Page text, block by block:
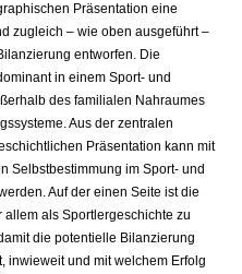
Präsentation eine
zugleich – wie oben ausgeführt –
entworfen. Die
in einem Sport- und
des familialen Nahraumes
Aus der zentralen
Präsentation kann mit
Selbstbestimmung im Sport- und
Auf der einen Seite ist die
als Sportlergeschichte zu
die potentielle Bilanzierung
inwieweit und mit welchem Erfolg